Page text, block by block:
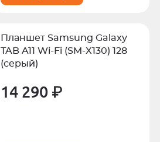
Планшет Samsung Galaxy
TAB A11 Wi-Fi (SM-X130) 128
(серый)
14 290 ₽